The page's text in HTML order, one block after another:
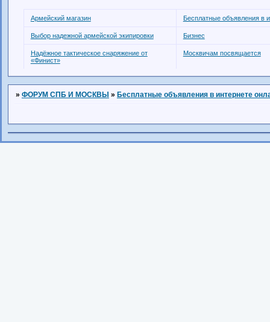
Армейский магазин Бесплатные объявления в
Выбор надежной армейской экипировки Бизнес
Надёжное тактическое снаряжение от
«Финист»
Москвичам посвящается
» ФОРУМ СПБ И МОСКВЫ » Бесплатные объявления в интернете